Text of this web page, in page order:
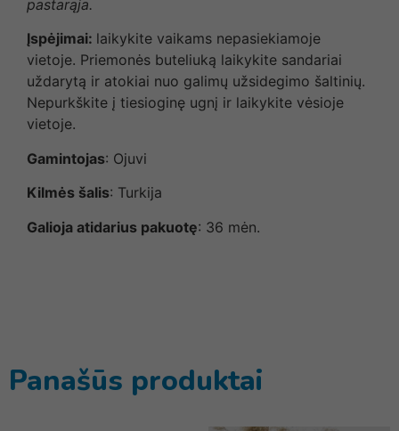
pastarąja.
Įspėjimai: laikykite vaikams nepasiekiamoje
vietoje. Priemonės buteliuką laikykite sandariai
uždarytą ir atokiai nuo galimų užsidegimo šaltinių.
Nepurkškite į tiesioginę ugnį ir laikykite vėsioje
vietoje.
Gamintojas: Ojuvi
Kilmės šalis: Turkija
Galioja atidarius pakuotę: 36 mėn.
Panašūs produktai